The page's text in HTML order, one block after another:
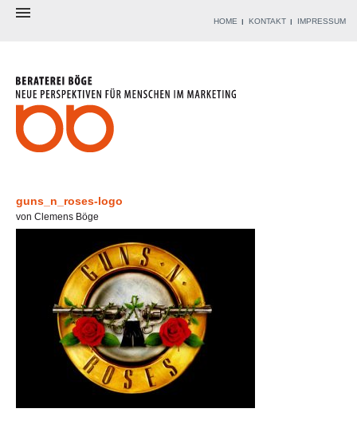
ANGEBOT
WERKZEUGKISTE
REFERENZEN
HOME KONTAKT IMPRESSUM
guns_n_roses-logo
von Clemens Böge